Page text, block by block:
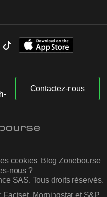
Contactez-nous
cookies Blog Zonebourse
nous ?
SAS. Tous droits réservés.
Factset, Morningstar et S&P